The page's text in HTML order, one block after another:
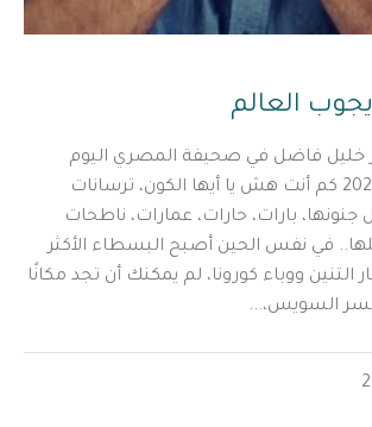
العالم
خليل فاضل في صحيفة المصري اليوم
بتاريخ 20 مارس 2020 كم أنت هش يا أيها الكون، ترسانات
جنونها، بارات، حارات، عمارات، ناطحات
في نفس الحين أصبح البسطاء الأكثر
التنين ووباء كورونا، لم يمكنك أن تجد مكانًا
السويس،...